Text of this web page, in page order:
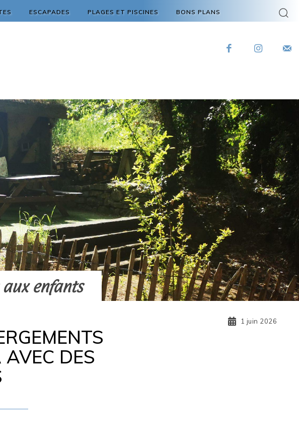
ESCAPADES PLAGES ET PISCINES BONS PLANS
enfants
DES
1 juin 2026